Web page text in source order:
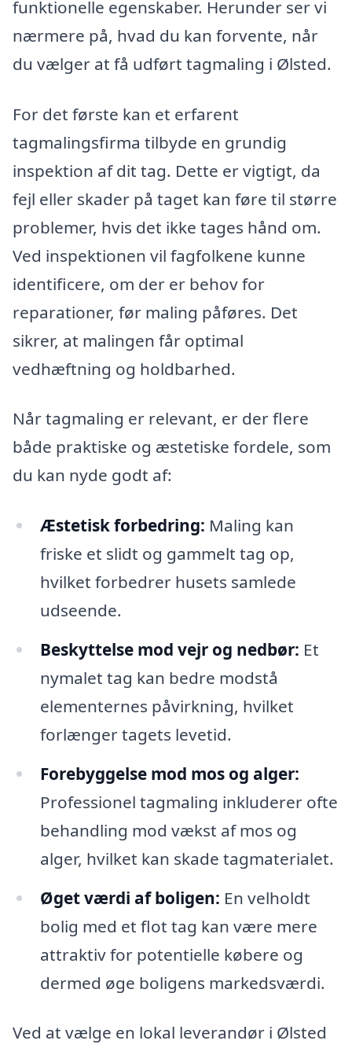
funktionelle egenskaber. Herunder ser vi
nærmere på, hvad du kan forvente, når
du vælger at få udført tagmaling i Ølsted.
For det første kan et erfarent
tagmalingsfirma tilbyde en grundig
inspektion af dit tag. Dette er vigtigt, da
fejl eller skader på taget kan føre til større
problemer, hvis det ikke tages hånd om.
Ved inspektionen vil fagfolkene kunne
identificere, om der er behov for
reparationer, før maling påføres. Det
sikrer, at malingen får optimal
vedhæftning og holdbarhed.
Når tagmaling er relevant, er der flere
både praktiske og æstetiske fordele, som
du kan nyde godt af:
Æstetisk forbedring: Maling kan
friske et slidt og gammelt tag op,
hvilket forbedrer husets samlede
udseende.
Beskyttelse mod vejr og nedbør: Et
nymalet tag kan bedre modstå
elementernes påvirkning, hvilket
forlænger tagets levetid.
Forebyggelse mod mos og alger:
Professionel tagmaling inkluderer ofte
behandling mod vækst af mos og
alger, hvilket kan skade tagmaterialet.
Øget værdi af boligen: En velholdt
bolig med et flot tag kan være mere
attraktiv for potentielle købere og
dermed øge boligens markedsværdi.
Ved at vælge en lokal leverandør i Ølsted